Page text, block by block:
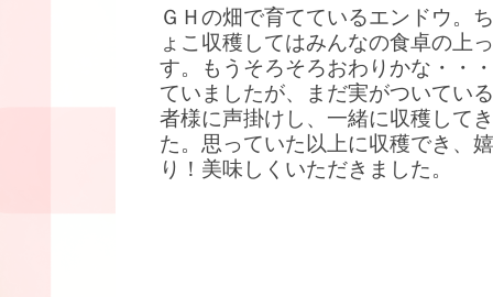
ＧＨの畑で育てているエンドウ。
ょこ収穫してはみんなの食卓の上
す。もうそろそろおわりかな・・
ていましたが、まだ実がついてい
者様に声掛けし、一緒に収穫して
た。思っていた以上に収穫でき、
り！美味しくいただきました。